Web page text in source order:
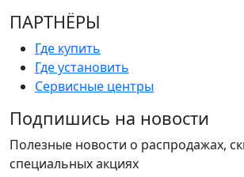
ПАРТНËРЫ
Где купить
Где установить
Сервисные центры
Подпишись на новости
Полезные новости о распродажах,
специальных акциях